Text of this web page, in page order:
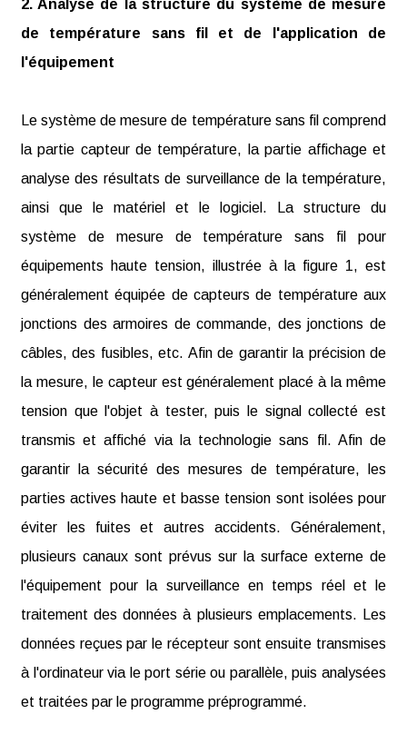
2. Analyse de la structure du système de mesure
de température sans fil et de l'application de
l'équipement
Le système de mesure de température sans fil comprend
la partie capteur de température, la partie affichage et
analyse des résultats de surveillance de la température,
ainsi que le matériel et le logiciel. La structure du
système de mesure de température sans fil pour
équipements haute tension, illustrée à la figure 1, est
généralement équipée de capteurs de température aux
jonctions des armoires de commande, des jonctions de
câbles, des fusibles, etc. Afin de garantir la précision de
la mesure, le capteur est généralement placé à la même
tension que l'objet à tester, puis le signal collecté est
transmis et affiché via la technologie sans fil. Afin de
garantir la sécurité des mesures de température, les
parties actives haute et basse tension sont isolées pour
éviter les fuites et autres accidents. Généralement,
plusieurs canaux sont prévus sur la surface externe de
l'équipement pour la surveillance en temps réel et le
traitement des données à plusieurs emplacements. Les
données reçues par le récepteur sont ensuite transmises
à l'ordinateur via le port série ou parallèle, puis analysées
et traitées par le programme préprogrammé.